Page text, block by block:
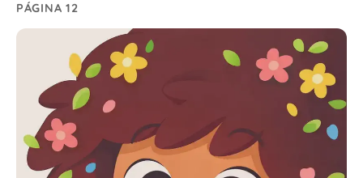
PÁGINA 12